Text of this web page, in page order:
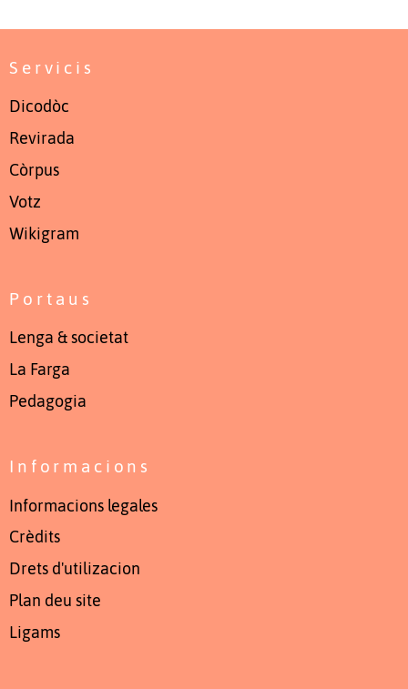
Servicis
Dicodòc
Revirada
Còrpus
Votz
Wikigram
Portaus
Lenga & societat
La Farga
Pedagogia
Informacions
Informacions legales
Crèdits
Drets d'utilizacion
Plan deu site
Ligams